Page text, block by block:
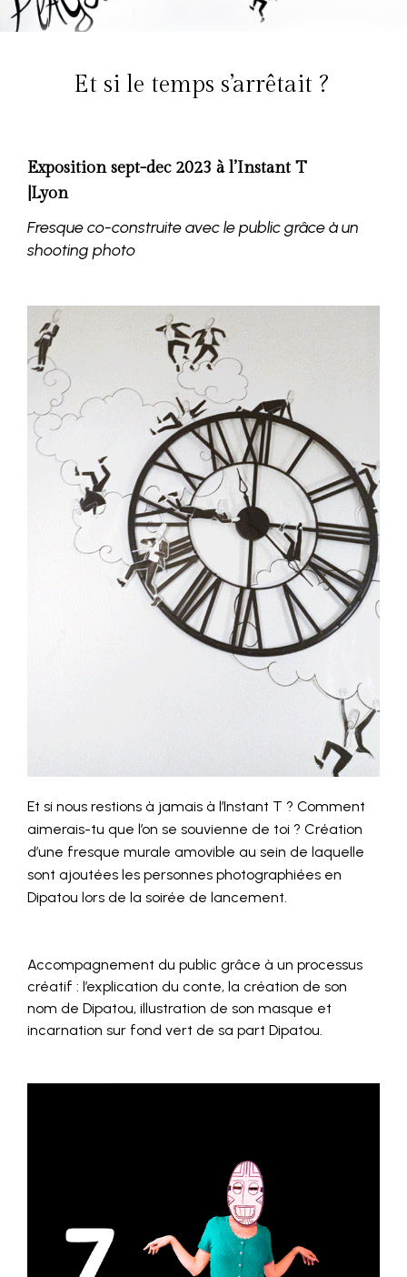
Et si le temps s’arrêtait ?
Exposition sept-dec 2023 à l’Instant T
|Lyon
Fresque co-construite avec le public grâce à un
shooting photo
Et si nous restions à jamais à l’Instant T ? Comment
aimerais-tu que l’on se souvienne de toi ? Création
d’une fresque murale amovible au sein de laquelle
sont ajoutées les personnes photographiées en
Dipatou lors de la soirée de lancement.
Accompagnement du public grâce à un processus
créatif : l’explication du conte, la création de son
nom de Dipatou, illustration de son masque et
incarnation sur fond vert de sa part Dipatou.